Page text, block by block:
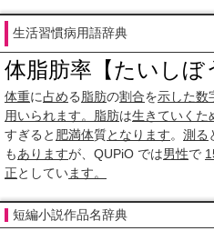
生活習慣病用語辞典
体脂肪率【たいしぼ
体重に占める 脂肪の割合を示した数
用いられます。 脂肪は生きていくた
すぎると 肥満体質となります。 測る
もありますが、QUPiO では男性で
正としています。
短編小説作品名辞典